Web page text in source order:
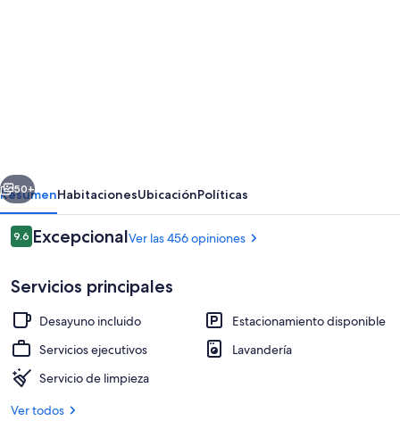
Siguiente
50+
ResumenHabitacionesUbicaciónPolíticas
Opiniones
9.69.6 de 10,
ExcepcionalVer las 456 opiniones
Servicios principales
Desayuno incluido
Estacionamiento disponible
Servicios ejecutivos
Lavandería
Servicio de limpieza
Ver todos